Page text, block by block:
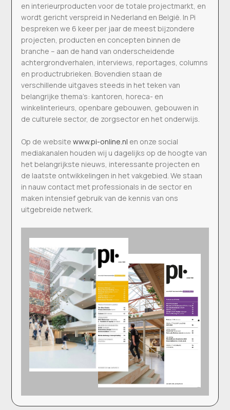
en interieurproducten voor de totale projectmarkt, en
wordt gericht verspreid in Nederland en België. In Pi
bespreken we 6 keer per jaar de meest bijzondere
projecten, producten en concepten binnen de
branche – aan de hand van onderscheidende
achtergrondverhalen, interviews, reportages, columns
en productrubrieken. Bovendien staan de
verschillende uitgaves steeds in het teken van
belangrijke thema’s: kantoren, horeca- en
winkelinterieurs, openbare gebouwen, gebouwen in
de culturele sector, de zorgsector en het onderwijs.
Op de websitewww.pi-online.nl en onze social
mediakanalen houden wij u dagelijks op de hoogte van
het belangrijkste nieuws, interessante projecten en
de laatste ontwikkelingen in het vakgebied. We staan
in nauw contact met professionals in de sector en
maken intensief gebruik van de kennis van ons
uitgebreide netwerk.